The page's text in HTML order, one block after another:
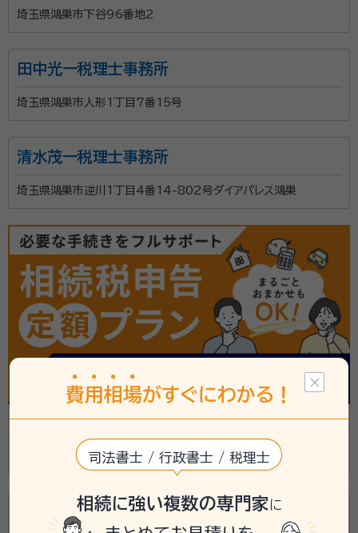
埼玉県鴻巣市下谷96番地2
田中光一税理士事務所
埼玉県鴻巣市人形1丁目7番15号
清水茂一税理士事務所
埼玉県鴻巣市逆川1丁目4番14-802号ダイアパレス鴻巣
大橋税務会計事務所
埼玉県鴻巣市下忍3361-5
岩月廣人税理士事務所
費用 相場がすぐにわかる！
司法書士 / 行政書士 / 税理士
相続に強い複数の専門家に